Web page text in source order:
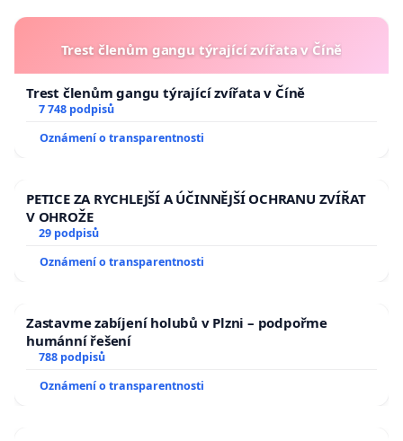
Trest členům gangu týrající zvířata v Číně
Trest členům gangu týrající zvířata v Číně
7 748 podpisů
Oznámení o transparentnosti
PETICE ZA RYCHLEJŠÍ A ÚČINNĚJŠÍ OCHRANU ZVÍŘAT
V OHROŽE
29 podpisů
Oznámení o transparentnosti
Zastavme zabíjení holubů v Plzni – podpořme
humánní řešení
788 podpisů
Oznámení o transparentnosti